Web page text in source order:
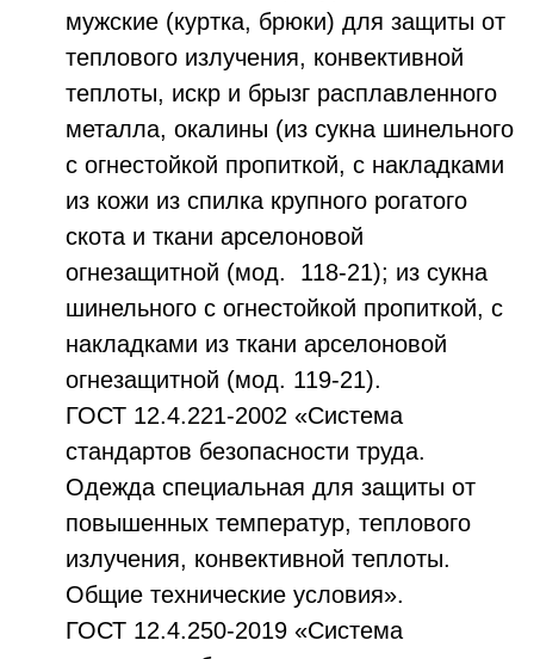
мужские (куртка, брюки) для защиты от
теплового излучения, конвективной
теплоты, искр и брызг расплавленного
металла, окалины (из сукна шинельного
с огнестойкой пропиткой, с накладками
из кожи из спилка крупного рогатого
скота и ткани арселоновой
огнезащитной (мод. 118-21); из сукна
шинельного с огнестойкой пропиткой, с
накладками из ткани арселоновой
огнезащитной (мод. 119-21).
ГОСТ 12.4.221-2002 «Система
стандартов безопасности труда.
Одежда специальная для защиты от
повышенных температур, теплового
излучения, конвективной теплоты.
Общие технические условия».
ГОСТ 12.4.250-2019 «Система